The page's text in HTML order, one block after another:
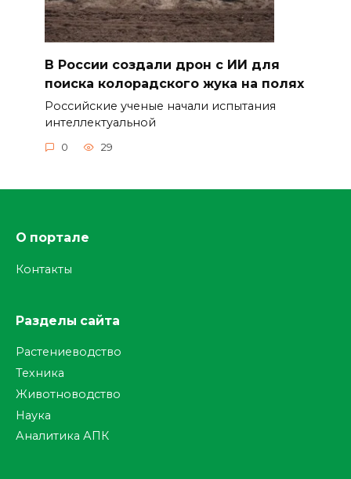
В России создали дрон с ИИ для
поиска колорадского жука на полях
Российские ученые начали испытания
интеллектуальной
0 29
О портале
Контакты
Разделы сайта
Растениеводство
Техника
Животноводство
Наука
Аналитика АПК